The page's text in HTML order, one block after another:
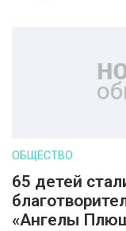
ОБЩЕСТВО
65 детей
«Ангелы